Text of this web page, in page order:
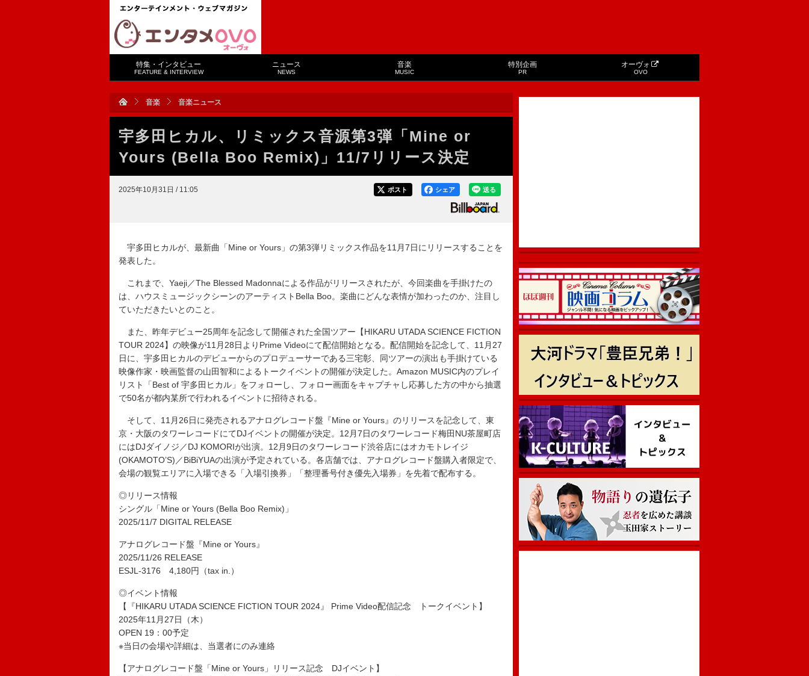
特集・インタビュー
FEATURE & INTERVIEW
ニュース
NEWS
音楽
MUSIC
特別企画
PR
オーヴォ
OVO
音楽 音楽ニュース
宇多田ヒカル、リミックス音源第3弾「Mine or
Yours (Bella Boo Remix)」11/7リリース決定
2025年10月31日 / 11:05 送る
シェア
ポスト
宇多田ヒカルが、最新曲「Mine or Yours」の第3弾リミックス作品を11月7日にリリースすることを
発表した。
これまで、Yaeji／The Blessed Madonnaによる作品がリリースされたが、今回楽曲を手掛けたの
は、ハウスミュージックシーンのアーティストBella Boo。楽曲にどんな表情が加わったのか、注目し
ていただきたいとのこと。
また、昨年デビュー25周年を記念して開催された全国ツアー【HIKARU UTADA SCIENCE FICTION
TOUR 2024】の映像が11月28日よりPrime Videoにて配信開始となる。配信開始を記念して、11月27
日に、宇多田ヒカルのデビューからのプロデューサーである三宅彰、同ツアーの演出も手掛けている
映像作家・映画監督の山田智和によるトークイベントの開催が決定した。Amazon MUSIC内のプレイ
リスト「Best of 宇多田ヒカル」をフォローし、フォロー画面をキャプチャし応募した方の中から抽選
で50名が都内某所で行われるイベントに招待される。
そして、11月26日に発売されるアナログレコード盤『Mine or Yours』のリリースを記念して、東
京・大阪のタワーレコードにてDJイベントの開催が決定。12月7日のタワーレコード梅田NU茶屋町店
にはDJダイノジ／DJ KOMORIが出演。12月9日のタワーレコード渋谷店にはオカモトレイジ
(OKAMOTO’S)／BiBiYUAの出演が予定されている。各店舗では、アナログレコード盤購入者限定で、
会場の観覧エリアに入場できる「入場引換券」「整理番号付き優先入場券」を先着で配布する。
◎リリース情報
シングル「Mine or Yours (Bella Boo Remix)」
2025/11/7 DIGITAL RELEASE
アナログレコード盤『Mine or Yours』
2025/11/26 RELEASE
ESJL-3176 4,180円（tax in.）
◎イベント情報
【『HIKARU UTADA SCIENCE FICTION TOUR 2024』 Prime Video配信記念 トークイベント】
2025年11月27日（木）
OPEN 19：00予定
※当日の会場や詳細は、当選者にのみ連絡
【アナログレコード盤「Mine or Yours」リリース記念 DJイベント】